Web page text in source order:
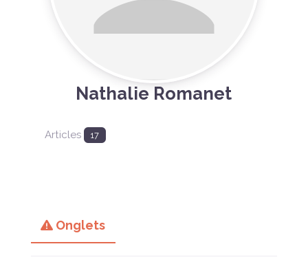
Nathalie Romanet
Articles 17
Onglets